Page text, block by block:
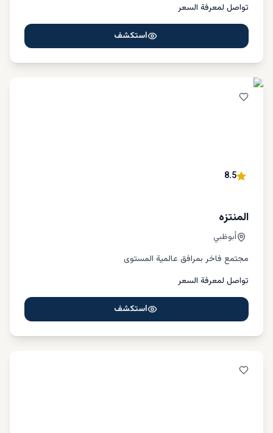
تواصل لمعرفة السعر
استكشف
8.5
المنتزه
أبوظبي
مجتمع فاخر بمرافق عالمية المستوى
تواصل لمعرفة السعر
استكشف